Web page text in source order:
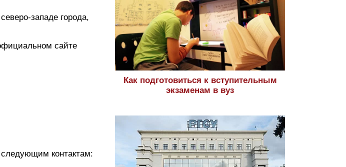
западе города,
сайте
контактам:
Как подготовиться к вступительным
экзаменам в вуз